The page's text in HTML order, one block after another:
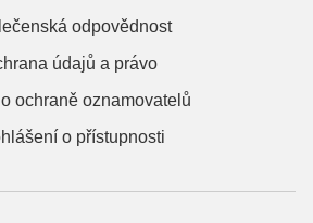
odpovědnost
údajů a právo
ochraně oznamovatelů
o přístupnosti